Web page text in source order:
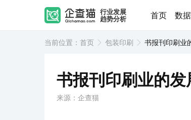
行业发展
趋势分析 首页 数
当前位置： 首页 包装印刷 书报刊印刷业
书报刊印刷业的
来源：企查猫